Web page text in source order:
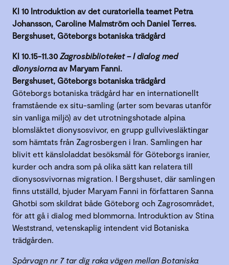
Kl 10 Introduktion av det curatoriella teamet Petra
Johansson, Caroline Malmström och Daniel Terres.
Bergshuset, Göteborgs botaniska trädgård
Kl 10.15-11.30 Zagrosbiblioteket – I dialog med
dionysiornaav Maryam Fanni.
Bergshuset, Göteborgs botaniska trädgård
Göteborgs botaniska trädgård har en internationellt
framstående ex situ-samling (arter som bevaras utanför
sin vanliga miljö) av det utrotningshotade alpina
blomsläktet dionysosvivor, en grupp gullvivesläktingar
som hämtats från Zagrosbergen i Iran. Samlingen har
blivit ett känsloladdat besöksmål för Göteborgs iranier,
kurder och andra som på olika sätt kan relatera till
dionysosvivornas migration. I Bergshuset, där samlingen
finns utställd, bjuder Maryam Fanni in författaren Sanna
Ghotbi som skildrat både Göteborg och Zagrosområdet,
för att gå i dialog med blommorna. Introduktion av Stina
Weststrand, vetenskaplig intendent vid Botaniska
trädgården.
Spårvagn nr 7 tar dig raka vägen mellan Botaniska